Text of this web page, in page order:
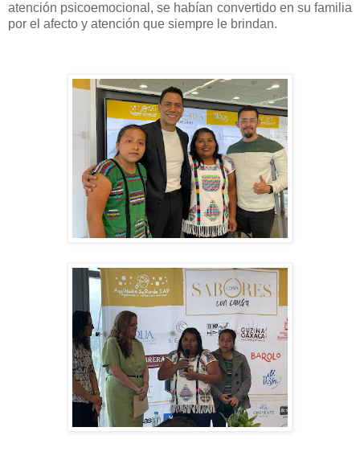
atención psicoemocional, se habían convertido en su familia
por el afecto y atención que siempre le brindan.